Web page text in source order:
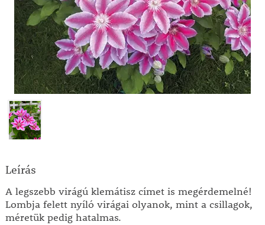
Leírás
A legszebb virágú klemátisz címet is megérdemelné!
Lombja felett nyíló virágai olyanok, mint a csillagok,
méretük pedig hatalmas.